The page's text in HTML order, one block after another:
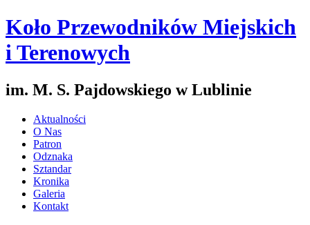
Koło Przewodników Miejskich
i Terenowych
im. M. S. Pajdowskiego w Lublinie
Aktualności
O Nas
Patron
Odznaka
Sztandar
Kronika
Galeria
Kontakt